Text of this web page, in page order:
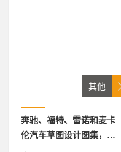
其他
奔驰、福特、雷诺和麦卡
伦汽车草图设计图集，超